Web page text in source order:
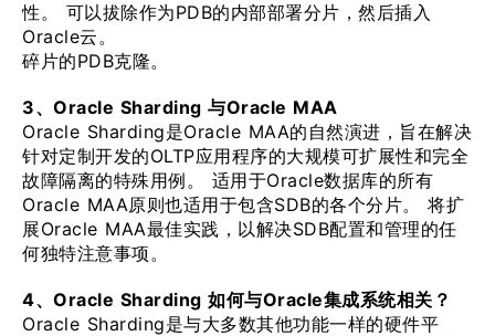
性。 可以拔除作为PDB的内部部署分片，然后插入
Oracle云。
碎片的PDB克隆。
3、Oracle Sharding 与Oracle MAA
Oracle Sharding是Oracle MAA的自然演进，旨在解决
针对定制开发的OLTP应用程序的大规模可扩展性和完全
故障隔离的特殊用例。 适用于Oracle数据库的所有
Oracle MAA原则也适用于包含SDB的各个分片。 将扩
展Oracle MAA最佳实践，以解决SDB配置和管理的任
何独特注意事项。
4、Oracle Sharding 如何与Oracle集成系统相关？
Oracle Sharding是与大多数其他功能一样的硬件平